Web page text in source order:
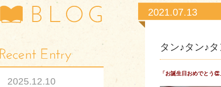
2025.12.10
2021.07.13
タン♪タン♪
「お誕生日おめでとう